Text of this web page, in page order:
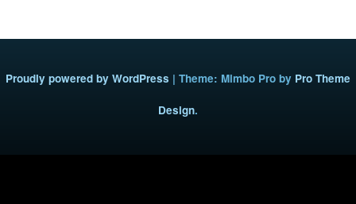
Proudly powered by WordPress | Theme: Mimbo Pro by Pro Theme
Design.